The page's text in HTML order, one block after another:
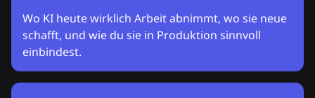
Wo KI heute wirklich Arbeit abnimmt, wo sie neue
schafft, und wie du sie in Produktion sinnvoll
einbindest.